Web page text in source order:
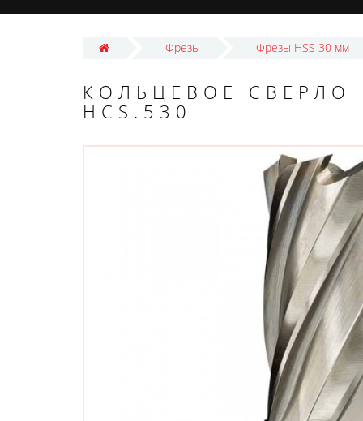
Фрезы Фрезы HSS 30 мм
КОЛЬЦЕВОЕ СВЕРЛО
HCS.530